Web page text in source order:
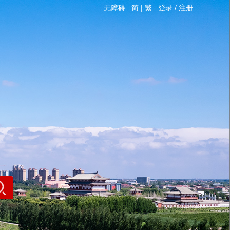
无障碍 简 |繁 登录/ 注册